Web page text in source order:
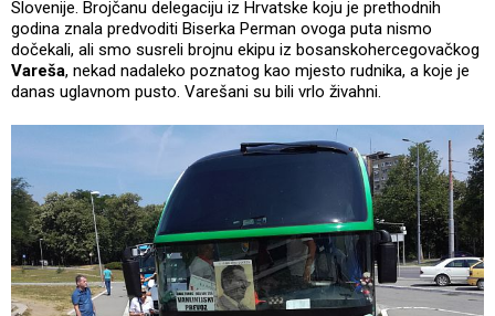
Slovenije. Brojčanu delegaciju iz Hrvatske koju je prethodnih
godina znala predvoditi Biserka Perman ovoga puta nismo
dočekali, ali smo susreli brojnu ekipu iz bosanskohercegovačkog
Vareša, nekad nadaleko poznatog kao mjesto rudnika, a koje je
danas uglavnom pusto. Varešani su bili vrlo živahni.